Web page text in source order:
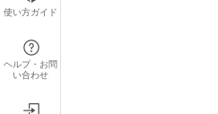
使い方ガイド
ヘルプ・お問
い合わせ